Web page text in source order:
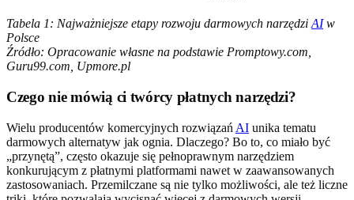
Tabela 1: Najważniejsze etapy rozwoju darmowych narzędzi AIw
Polsce
Źródło: Opracowanie własne na podstawie Promptowy.com,
Guru99.com, Upmore.pl
Czego nie mówią ci twórcy płatnych narzędzi?
Wielu producentów komercyjnych rozwiązań AI unika tematu
darmowych alternatyw jak ognia. Dlaczego? Bo to, co miało być
„przynętą”, często okazuje się pełnoprawnym narzędziem
konkurującym z płatnymi platformami nawet w zaawansowanych
zastosowaniach. Przemilczane są nie tylko możliwości, ale też liczne